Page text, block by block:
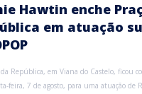
Hawtin enche
em atuação
da República, em Viana do Castelo, ficou
feira, 7 de agosto, para uma atuação